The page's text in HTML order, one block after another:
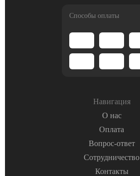
Способы оплаты
Навигация
О нас
Оплата
Вопрос-ответ
Сотрудничество
Контакты